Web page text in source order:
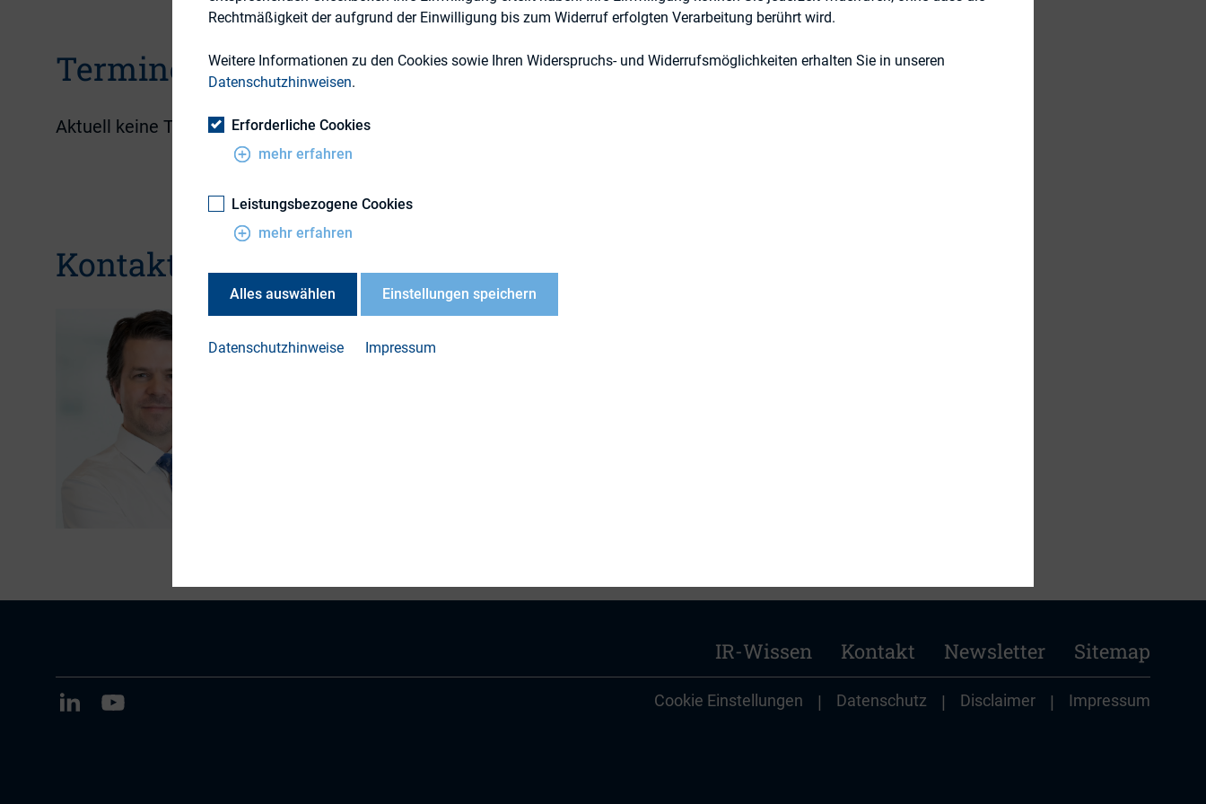
Termine
Aktuell keine Termine vorhanden.
Kontakt
Hannes Bauschatz
Referent
IR-Wissen Kontakt Newsletter Sitemap
Cookie Einstellungen | Datenschutz | Disclaimer | Impressum
Rechtmäßigkeit der aufgrund der Einwilligung bis zum Widerruf erfolgten Verarbeitung berührt wird.
Weitere Informationen zu den Cookies sowie Ihren Widerspruchs- und Widerrufsmöglichkeiten erhalten Sie in unseren
Datenschutzhinweisen.
Erforderliche Cookies
mehr erfahren
Leistungsbezogene Cookies
mehr erfahren
Alles auswählen Einstellungen speichern
Datenschutzhinweise Impressum